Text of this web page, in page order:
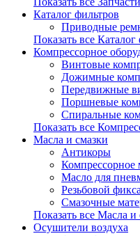
Каталог фильтров
Приводные
Показать все Каталог
Компрессорное
Винтовые
Дожимные
Передвижные
Поршневые
Спиральные
Показать все
Масла и смазки
Антикоры
Компрессорное
Масло для
Резьбовой
Смазочные
Показать все Масла и
Осушители воздуха